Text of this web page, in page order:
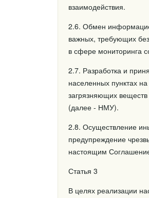
взаимодействия.
2.6. Обмен
важных, требующих
в сфере мониторинга
2.7. Разработка и
населенных пунктах
загрязняющих
(далее - НМУ).
2.8. Осуществление
предупреждение
настоящим
Статья 3
В целях реализации